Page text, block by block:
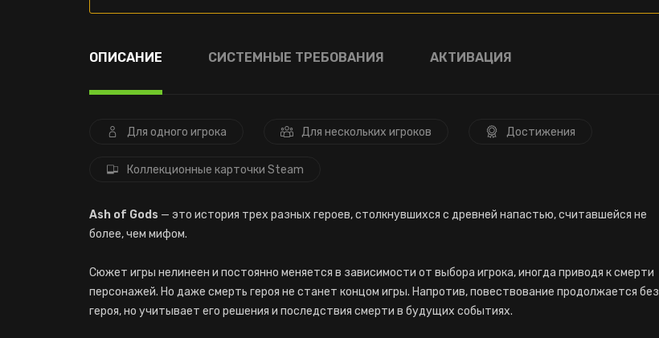
ОПИСАНИЕ СИСТЕМНЫЕ ТРЕБОВАНИЯ АКТИВАЦИЯ
Для одного игрока Для нескольких игроков Достижения
Коллекционные карточки Steam
Ash of Gods — это история трех разных героев, столкнувшихся с древней напастью, считавшейся не
более, чем мифом.
Сюжет игры нелинеен и постоянно меняется в зависимости от выбора игрока, иногда приводя к смерти
персонажей. Но даже смерть героя не станет концом игры. Напротив, повествование продолжается без
героя, но учитывает его решения и последствия смерти в будущих событиях.